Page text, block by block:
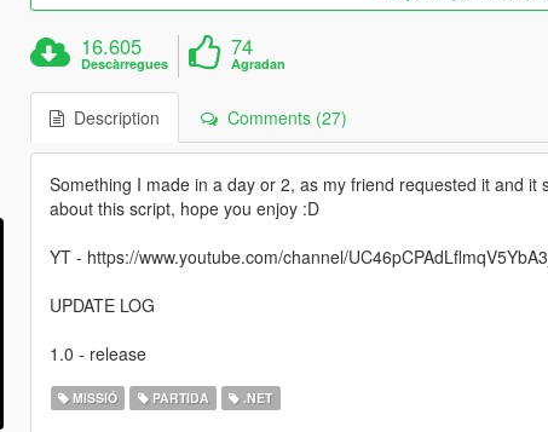
16.605
Descàrregues
74
Agradan
Description Comments (27)
Something I made in a day or 2, as my friend requested it and
about this script, hope you enjoy :D
YT - https://www.youtube.com/channel/
UPDATE LOG
1.0 - release
MISSIÓ PARTIDA .NET